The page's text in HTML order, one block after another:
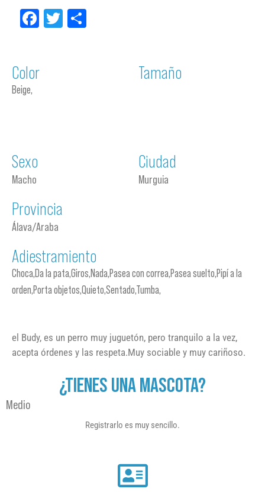
Facebook
Twitter
Color
Beige,
Tamaño
Sexo
Macho
Ciudad
Murguia
Provincia
Álava/Araba
Adiestramiento
Choca,Da la pata,Giros,Nada,Pasea con correa,Pasea suelto,Pipí a la
orden,Porta objetos,Quieto,Sentado,Tumba,
el Budy, es un perro muy juguetón, pero tranquilo a la vez,
acepta órdenes y las respeta.Muy sociable y muy cariñoso.
¿TIENES UNA MASCOTA?
Medio
Registrarlo es muy sencillo.